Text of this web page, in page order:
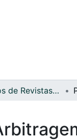
FE - Artigos de Revistas Nacionais com Arbitragem Científica